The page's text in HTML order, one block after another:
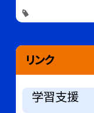
リンク
学習支援